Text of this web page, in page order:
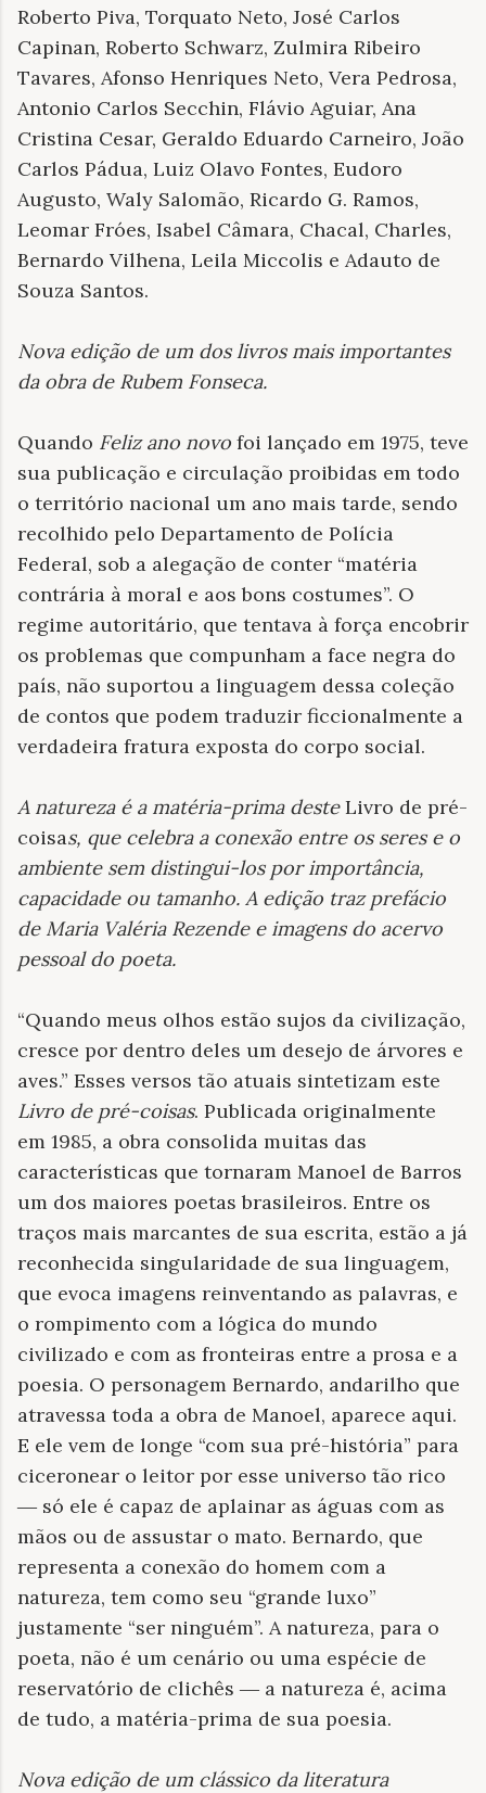
Roberto Piva, Torquato Neto, José Carlos
Capinan, Roberto Schwarz, Zulmira Ribeiro
Tavares, Afonso Henriques Neto, Vera Pedrosa,
Antonio Carlos Secchin, Flávio Aguiar, Ana
Cristina Cesar, Geraldo Eduardo Carneiro, João
Carlos Pádua, Luiz Olavo Fontes, Eudoro
Augusto, Waly Salomão, Ricardo G. Ramos,
Leomar Fróes, Isabel Câmara, Chacal, Charles,
Bernardo Vilhena, Leila Miccolis e Adauto de
Souza Santos.
Nova edição de um dos livros mais importantes
da obra de Rubem Fonseca.
Quando Feliz ano novo foi lançado em 1975, teve
sua publicação e circulação proibidas em todo
o território nacional um ano mais tarde, sendo
recolhido pelo Departamento de Polícia
Federal, sob a alegação de conter “matéria
contrária à moral e aos bons costumes”. O
regime autoritário, que tentava à força encobrir
os problemas que compunham a face negra do
país, não suportou a linguagem dessa coleção
de contos que podem traduzir ficcionalmente a
verdadeira fratura exposta do corpo social.
A natureza é a matéria-prima desteLivro de pré-
coisas, que celebra a conexão entre os seres e o
ambiente sem distingui-los por importância,
capacidade ou tamanho. A edição traz prefácio
de Maria Valéria Rezende e imagens do acervo
pessoal do poeta.
“Quando meus olhos estão sujos da civilização,
cresce por dentro deles um desejo de árvores e
aves.” Esses versos tão atuais sintetizam este
Livro de pré-coisas. Publicada originalmente
em 1985, a obra consolida muitas das
características que tornaram Manoel de Barros
um dos maiores poetas brasileiros. Entre os
traços mais marcantes de sua escrita, estão a já
reconhecida singularidade de sua linguagem,
que evoca imagens reinventando as palavras, e
o rompimento com a lógica do mundo
civilizado e com as fronteiras entre a prosa e a
poesia. O personagem Bernardo, andarilho que
atravessa toda a obra de Manoel, aparece aqui.
E ele vem de longe “com sua pré-história” para
ciceronear o leitor por esse universo tão rico
― só ele é capaz de aplainar as águas com as
mãos ou de assustar o mato. Bernardo, que
representa a conexão do homem com a
natureza, tem como seu “grande luxo”
justamente “ser ninguém”. A natureza, para o
poeta, não é um cenário ou uma espécie de
reservatório de clichês ― a natureza é, acima
de tudo, a matéria-prima de sua poesia.
Nova edição de um clássico da literatura